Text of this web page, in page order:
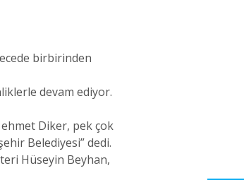
birbirinden
devam ediyor.
Diker, pek çok
Belediyesi” dedi.
Hüseyin Beyhan,